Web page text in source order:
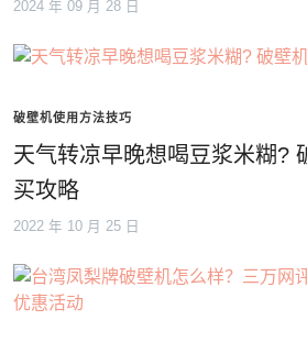
2024 年 09 月 28 日
破壁机使用方法技巧
天气转凉早晚想喝豆浆米糊?
买攻略
2022 年 10 月 25 日